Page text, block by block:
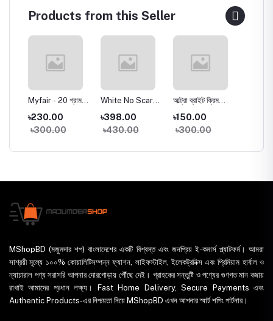
Products from this Seller
Myfair - 20 গ্রাম
(ভারতীয়)
৳230.00
৳300.00
White No Scars
Cream (Female)
20g
৳398.00
৳430.00
আল্ট্রা ব্রাইট ক্রিম
Ultra Brite skin
cream 25g
৳150.00
৳300.00
MShopBD (মজুমদার শপ) বাংলাদেশের একটি বিশ্বস্ত এবং জনপ্রিয় ই-কমার্স প্ল্যাটফর্ম। আমরা
সাশ্রয়ী মূল্যে ১০০% কোয়ালিটিসম্পন্ন ফ্যাশন, লাইফস্টাইল, ইলেকট্রনিক্স এবং প্রিমিয়াম হার্বাল ও
ন্যাচারাল পণ্য সরাসরি আপনার দোরগোড়ায় পৌঁছে দেই। গ্রাহকের সন্তুষ্টি ও পণ্যের গুণগত মান বজায়
রাখাই আমাদের প্রধান লক্ষ্য। Fast Home Delivery, Secure Payments এবং
Authentic Products-এর নিশ্চয়তা নিয়ে MShopBD এখন আপনার স্মার্ট শপিং পার্টনার।